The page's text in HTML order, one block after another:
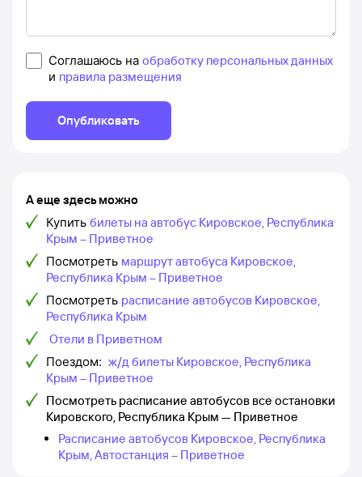
Соглашаюсь на обработку персональных данных
и правила размещения
Опубликовать
А еще здесь можно
Купить билеты на автобус Кировское, Республика
Крым – Приветное
Посмотреть маршрут автобуса Кировское,
Республика Крым – Приветное
Посмотреть расписание автобусов Кировское,
Республика Крым
Отели в Приветном
Поездом: ж/д билеты Кировское, Республика
Крым – Приветное
Посмотреть расписание автобусов все остановки
Кировского, Республика Крым — Приветное
Расписание автобусов Кировское, Республика
Крым, Автостанция – Приветное